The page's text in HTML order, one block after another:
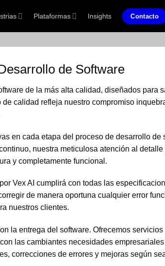
Plataformas Insights Contacto
de Software
de la más alta calidad, diseñados para
calidad refleja nuestro compromiso
en cada etapa del proceso de desarrollo de
nuestra meticulosa atención al detalle
y completamente funcional.
Vex AI cumplirá con todas las
de manera oportuna cualquier error
nuestros clientes.
la entrega del software. Ofrecemos servicios
las cambiantes necesidades
correcciones de errores y mejoras según